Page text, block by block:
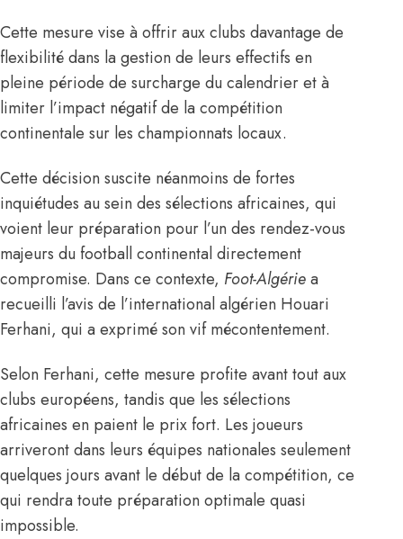
Cette mesure vise à offrir aux clubs davantage de
flexibilité dans la gestion de leurs effectifs en
pleine période de surcharge du calendrier et à
limiter l’impact négatif de la compétition
continentale sur les championnats locaux.
Cette décision suscite néanmoins de fortes
inquiétudes au sein des sélections africaines, qui
voient leur préparation pour l’un des rendez-vous
majeurs du football continental directement
compromise. Dans ce contexte, Foot-Algériea
recueilli l’avis de l’international algérien Houari
Ferhani, qui a exprimé son vif mécontentement.
Selon Ferhani, cette mesure profite avant tout aux
clubs européens, tandis que les sélections
africaines en paient le prix fort. Les joueurs
arriveront dans leurs équipes nationales seulement
quelques jours avant le début de la compétition, ce
qui rendra toute préparation optimale quasi
impossible.